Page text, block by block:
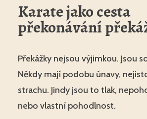
Karate jako cesta
překonávání
Překážky nejsou výjimkou. Jsou
Někdy mají podobu únavy,
strachu. Jindy jsou to tlak,
nebo vlastní pohodlnost.